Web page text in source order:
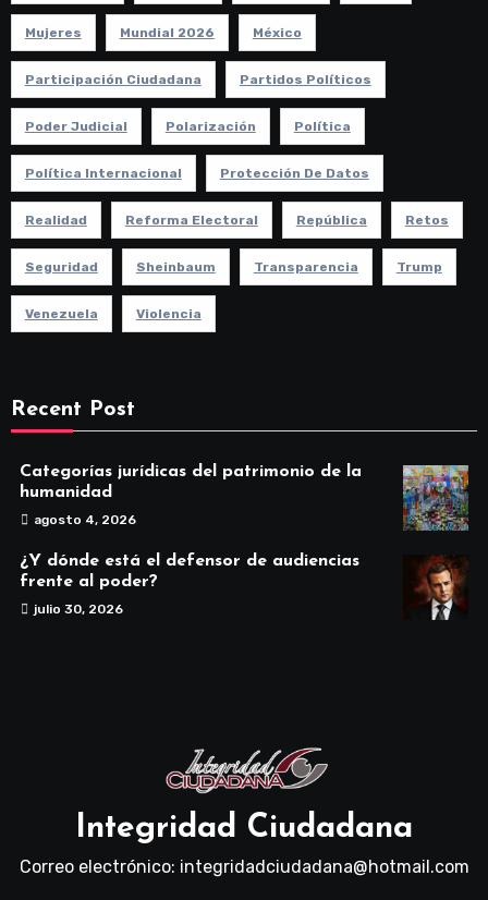
Mujeres Mundial 2026 México
Participación Ciudadana Partidos Políticos
Poder Judicial Polarización Política
Política Internacional Protección De Datos
Realidad Reforma Electoral República Retos
Seguridad Sheinbaum Transparencia Trump
Venezuela Violencia
Recent Post
Categorías jurídicas del patrimonio de la
humanidad
agosto 4, 2026
¿Y dónde está el defensor de audiencias
frente al poder?
julio 30, 2026
Integridad Ciudadana
Correo electrónico: integridadciudadana@hotmail.com